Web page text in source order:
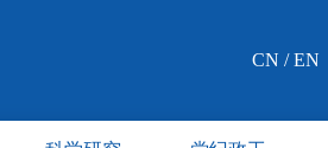
CN /EN